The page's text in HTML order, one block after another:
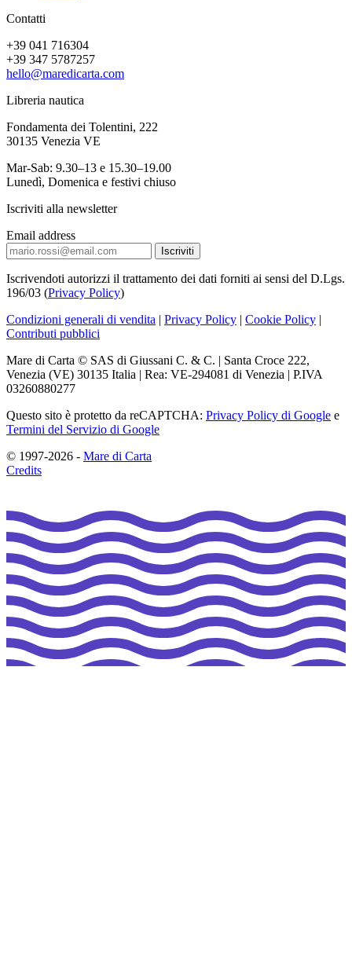
Contatti
+39 041 716304
+39 347 5787257
hello@maredicarta.com
Libreria nautica
Fondamenta dei Tolentini, 222
30135 Venezia VE
Mar-Sab: 9.30–13 e 15.30–19.00
Lunedì, Domenica e festivi chiuso
Iscriviti alla newsletter
Email address
Iscrivendoti autorizzi il trattamento dei dati forniti ai sensi del D.Lgs.
196/03 (Privacy Policy)
Condizioni generali di vendita | Privacy Policy | Cookie Policy |
Contributi pubblici
Mare di Carta © SAS di Giussani C. & C. | Santa Croce 222,
Venezia (VE) 30135 Italia | Rea: VE-294081 di Venezia | P.IVA
03260880277
Questo sito è protetto da reCAPTCHA: Privacy Policy di Google e
Termini del Servizio di Google
© 1997-2026 - Mare di Carta
Credits